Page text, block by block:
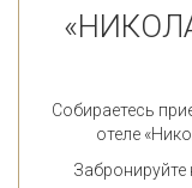
Собираетесь
отеле